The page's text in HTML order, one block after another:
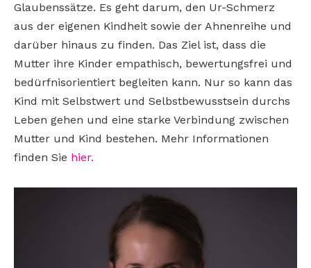
Glaubenssätze. Es geht darum, den Ur-Schmerz
aus der eigenen Kindheit sowie der Ahnenreihe und
darüber hinaus zu finden. Das Ziel ist, dass die
Mutter ihre Kinder empathisch, bewertungsfrei und
bedürfnisorientiert begleiten kann. Nur so kann das
Kind mit Selbstwert und Selbstbewusstsein durchs
Leben gehen und eine starke Verbindung zwischen
Mutter und Kind bestehen. Mehr Informationen
finden Sie hier.